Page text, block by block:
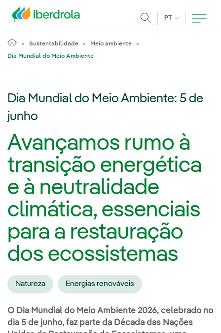
PT IDIOMA ATUAL,
Sustentabilidade Meio ambiente
Dia Mundial do Meio Ambiente
Dia Mundial do Meio Ambiente: 5 de
junho
Avançamos rumo à
transição energética
e à neutralidade
climática, essenciais
para a restauração
dos ecossistemas
Natureza Energias renováveis
O Dia Mundial do Meio Ambiente 2026, celebrado no
dia 5 de junho, faz parte da Década das Nações